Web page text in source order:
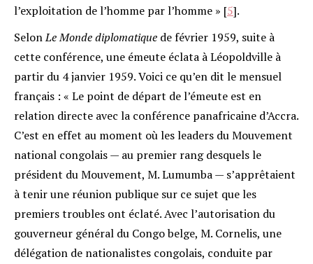
l’exploitation de l’homme par l’homme » [5].
SelonLe Monde diplomatique de février 1959, suite à
cette conférence, une émeute éclata à Léopoldville à
partir du 4 janvier 1959. Voici ce qu’en dit le mensuel
français : « Le point de départ de l’émeute est en
relation directe avec la conférence panafricaine d’Accra.
C’est en effet au moment où les leaders du Mouvement
national congolais — au premier rang desquels le
président du Mouvement, M. Lumumba — s’apprêtaient
à tenir une réunion publique sur ce sujet que les
premiers troubles ont éclaté. Avec l’autorisation du
gouverneur général du Congo belge, M. Cornelis, une
délégation de nationalistes congolais, conduite par